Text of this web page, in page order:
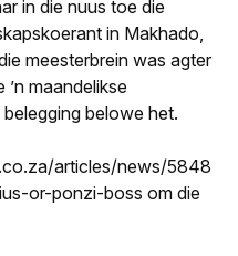
in die nuus toe die
in Makhado,
meesterbrein was agter
’n maandelikse
belowe het.
articles/news/5848
or-ponzi-boss om die